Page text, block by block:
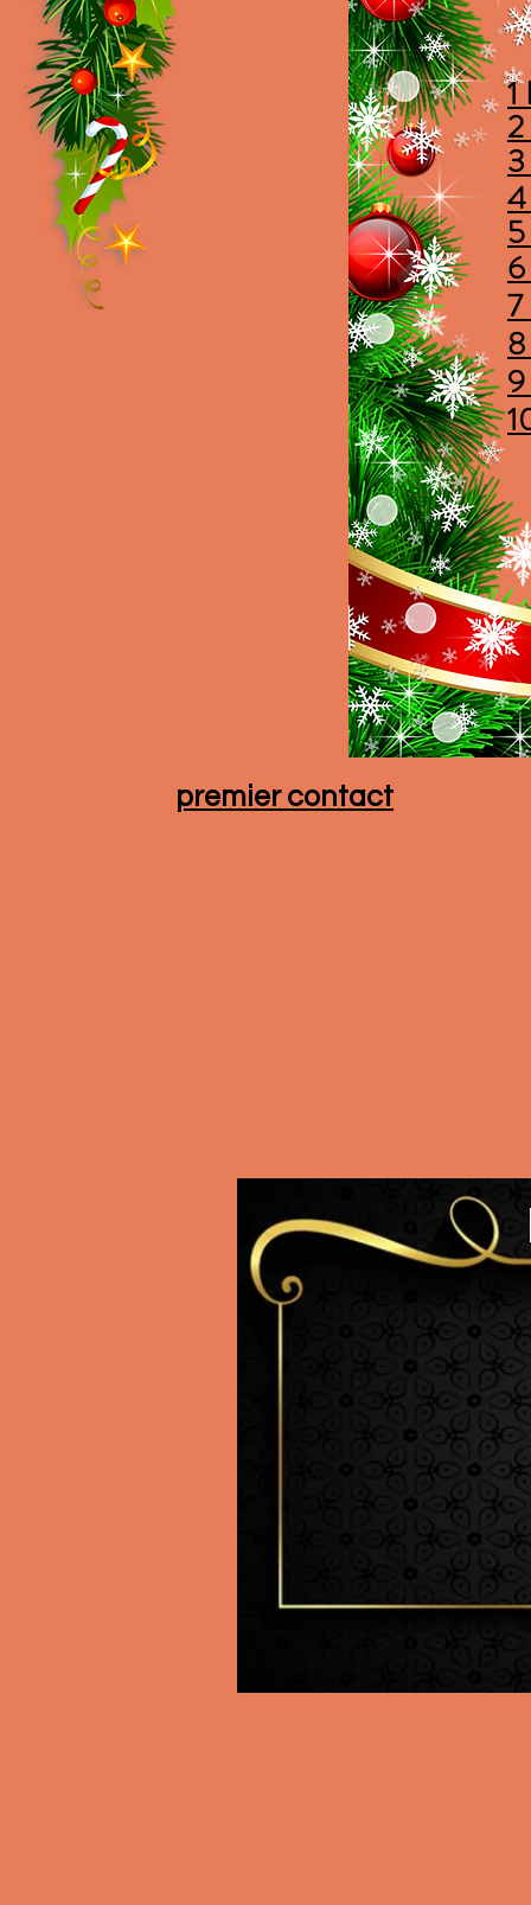
7
premier contact